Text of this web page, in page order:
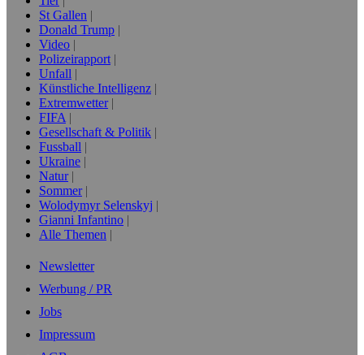
St Gallen
Donald Trump
Video
Polizeirapport
Unfall
Künstliche Intelligenz
Extremwetter
FIFA
Gesellschaft & Politik
Fussball
Ukraine
Natur
Sommer
Wolodymyr Selenskyj
Gianni Infantino
Alle Themen
Newsletter
Werbung / PR
Jobs
Impressum